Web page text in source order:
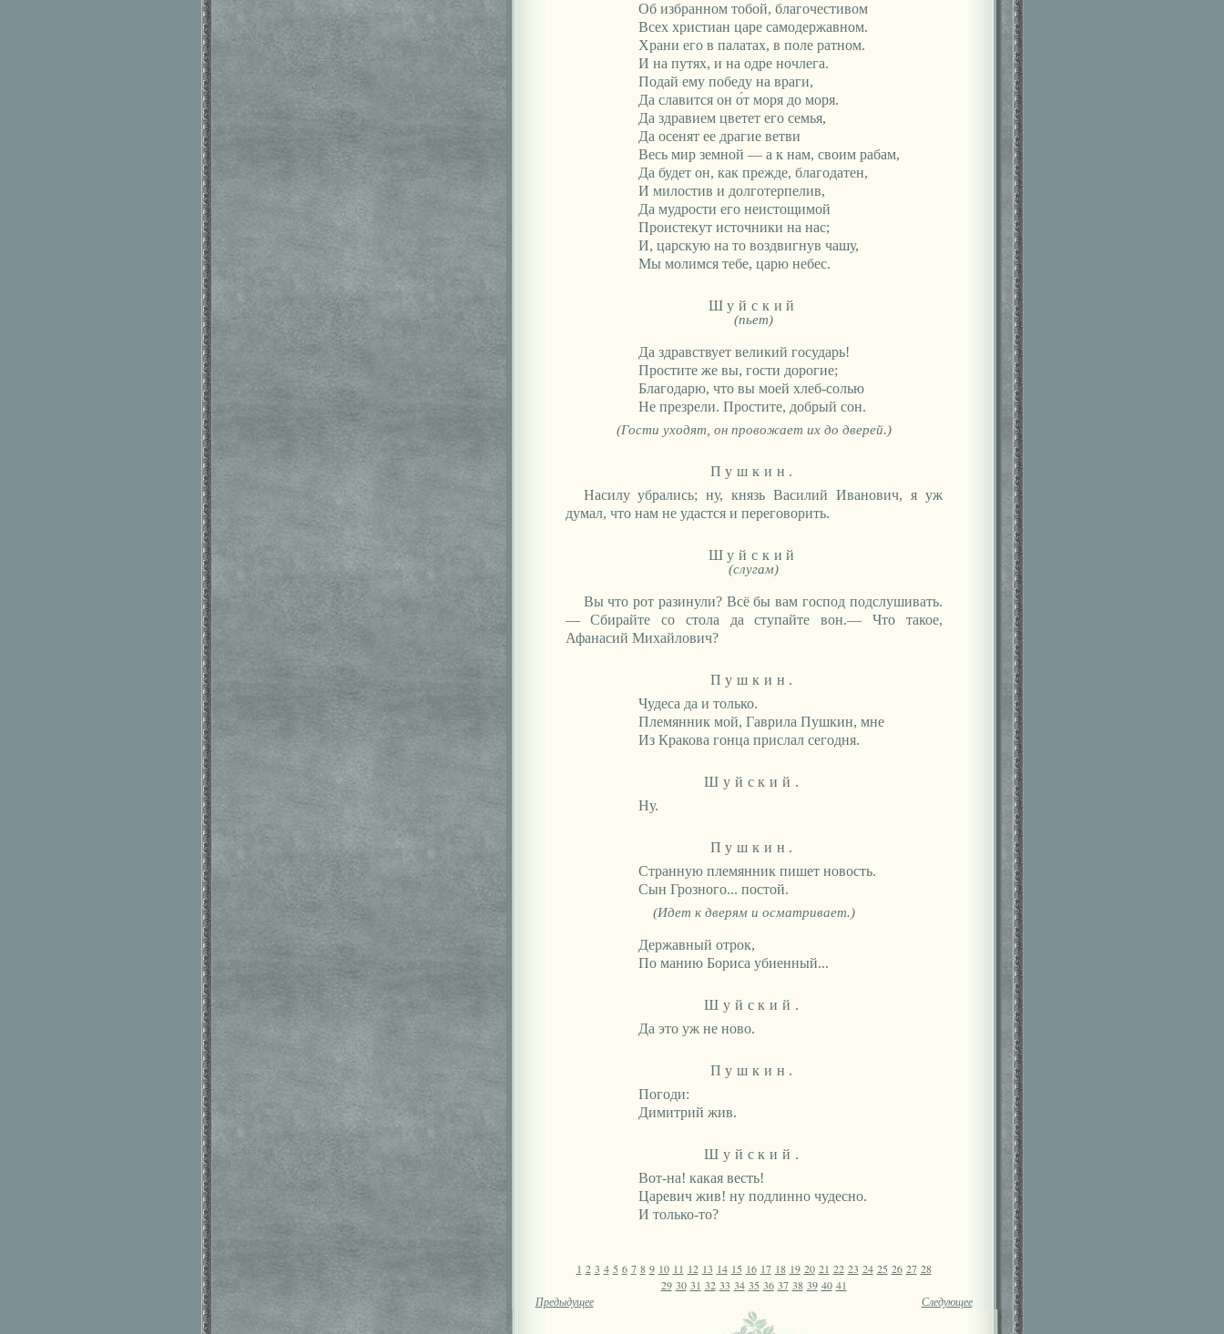
Об избранном тобой, благочестивом
Всех христиан царе самодержавном.
Храни его в палатах, в поле ратном.
И на путях, и на одре ночлега.
Подай ему победу на враги,
Да славится он о́т моря до моря.
Да здравием цветет его семья,
Да осенят ее драгие ветви
Весь мир земной — а к нам, своим рабам,
Да будет он, как прежде, благодатен,
И милостив и долготерпелив,
Да мудрости его неистощимой
Проистекут источники на нас;
И, царскую на то воздвигнув чашу,
Мы молимся тебе, царю небес.
Шуйский
(пьет)
Да здравствует великий государь!
Простите же вы, гости дорогие;
Благодарю, что вы моей хлеб-солью
Не презрели. Простите, добрый сон.
(Гости уходят, он провожает их до дверей.)
Пушкин.
Насилу убрались; ну, князь Василий Иванович, я уж
думал, что нам не удастся и переговорить.
Шуйский
(слугам)
Вы что рот разинули? Всё бы вам господ подслушивать.
— Сбирайте со стола да ступайте вон.— Что такое,
Афанасий Михайлович?
Пушкин.
Чудеса да и только.
Племянник мой, Гаврила Пушкин, мне
Из Кракова гонца прислал сегодня.
Шуйский.
Ну.
Пушкин.
Странную племянник пишет новость.
Сын Грозного... постой.
(Идет к дверям и осматривает.)
Державный отрок,
По манию Бориса убиенный...
Шуйский.
Да это уж не ново.
Пушкин.
Погоди:
Димитрий жив.
Шуйский.
Вот-на! какая весть!
Царевич жив! ну подлинно чудесно.
И только-то?
1 2 3 4 5 6 7 8 9 10 11 12 13 14 15 16 17 18 19 20 21 22 23 24 25 26 27 28
29 30 31 32 33 34 35 36 37 38 39 40 41
Предыдущее Следующее